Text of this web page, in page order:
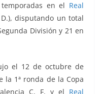
en el Real
disputando un total
División y 21 en
el 12 de octubre de
la 1ª ronda de la Copa
C. F. y el Real